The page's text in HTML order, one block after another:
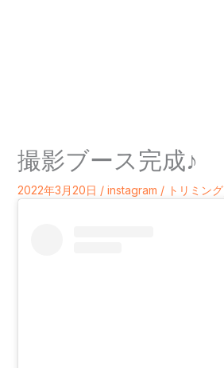
撮影ブース完成♪
2022年3月20日 / instagram / トリミング,